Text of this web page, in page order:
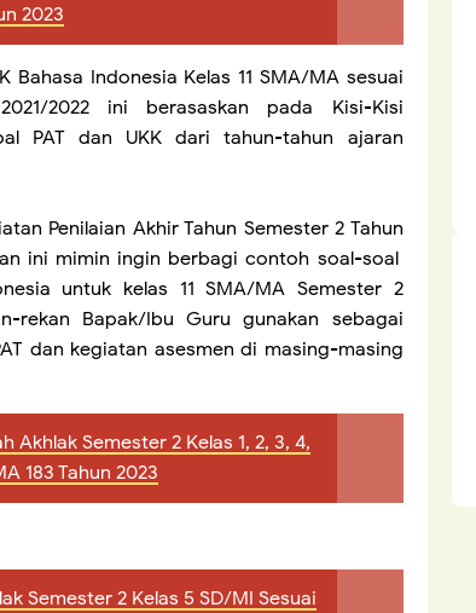
2023
Bahasa Indonesia Kelas 11 SMA/MA sesuai
2022 ini berasaskan pada Kisi-Kisi
PAT dan UKK dari tahun-tahun ajaran
Penilaian Akhir Tahun Semester 2 Tahun
ini mimin ingin berbagi contoh soal-soal
untuk kelas 11 SMA/MA Semester 2
rekan Bapak/Ibu Guru gunakan sebagai
dan kegiatan asesmen di masing-masing
Akhlak Semester 2 Kelas 1, 2, 3, 4,
183 Tahun 2023
Semester 2 Kelas 5 SD/MI Sesuai